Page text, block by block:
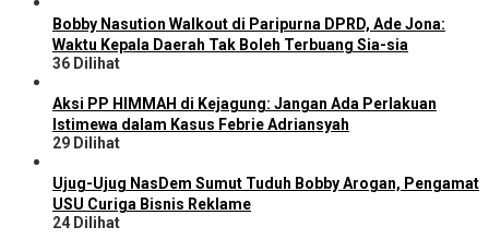
Bobby Nasution Walkout di Paripurna DPRD, Ade Jona:
Waktu Kepala Daerah Tak Boleh Terbuang Sia-sia
36 Dilihat
Aksi PP HIMMAH di Kejagung: Jangan Ada Perlakuan
Istimewa dalam Kasus Febrie Adriansyah
29 Dilihat
Ujug-Ujug NasDem Sumut Tuduh Bobby Arogan, Pengamat
USU Curiga Bisnis Reklame
24 Dilihat